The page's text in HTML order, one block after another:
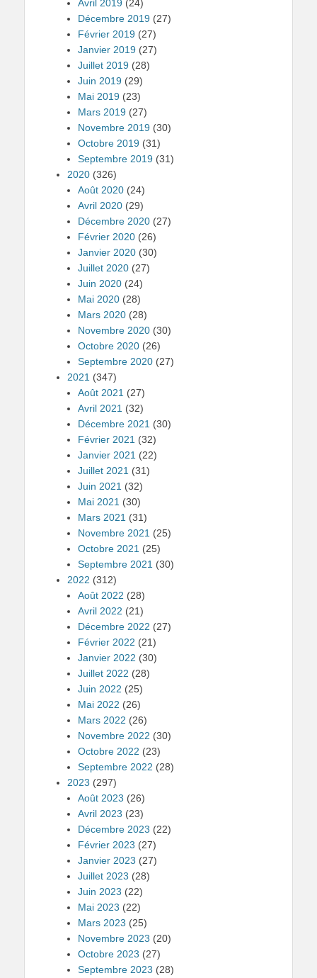
Avril 2019 (24)
Décembre 2019 (27)
Février 2019 (27)
Janvier 2019 (27)
Juillet 2019 (28)
Juin 2019 (29)
Mai 2019 (23)
Mars 2019 (27)
Novembre 2019 (30)
Octobre 2019 (31)
Septembre 2019 (31)
2020 (326)
Août 2020 (24)
Avril 2020 (29)
Décembre 2020 (27)
Février 2020 (26)
Janvier 2020 (30)
Juillet 2020 (27)
Juin 2020 (24)
Mai 2020 (28)
Mars 2020 (28)
Novembre 2020 (30)
Octobre 2020 (26)
Septembre 2020 (27)
2021 (347)
Août 2021 (27)
Avril 2021 (32)
Décembre 2021 (30)
Février 2021 (32)
Janvier 2021 (22)
Juillet 2021 (31)
Juin 2021 (32)
Mai 2021 (30)
Mars 2021 (31)
Novembre 2021 (25)
Octobre 2021 (25)
Septembre 2021 (30)
2022 (312)
Août 2022 (28)
Avril 2022 (21)
Décembre 2022 (27)
Février 2022 (21)
Janvier 2022 (30)
Juillet 2022 (28)
Juin 2022 (25)
Mai 2022 (26)
Mars 2022 (26)
Novembre 2022 (30)
Octobre 2022 (23)
Septembre 2022 (28)
2023 (297)
Août 2023 (26)
Avril 2023 (23)
Décembre 2023 (22)
Février 2023 (27)
Janvier 2023 (27)
Juillet 2023 (28)
Juin 2023 (22)
Mai 2023 (22)
Mars 2023 (25)
Novembre 2023 (20)
Octobre 2023 (27)
Septembre 2023 (28)